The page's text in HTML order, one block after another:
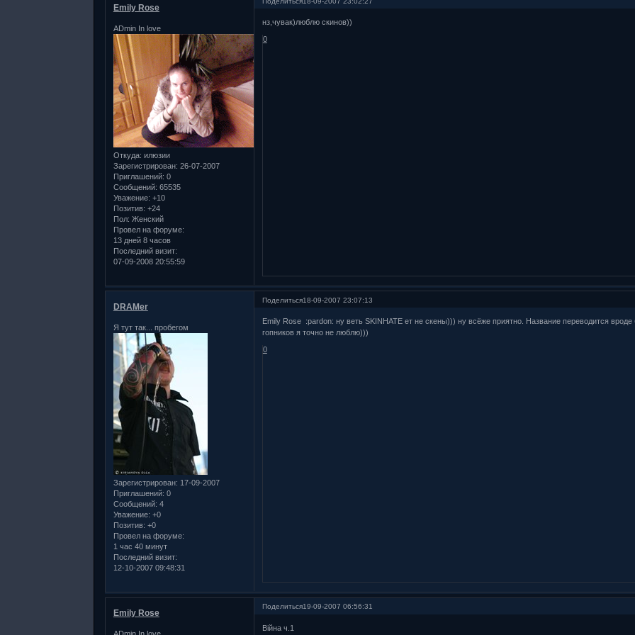
Emily Rose
ADmin In love
Откуда: илюзии
Зарегистрирован: 26-07-2007
Приглашений: 0
Сообщений: 65535
Уважение: +10
Позитив: +24
Пол: Женский
Провел на форуме:
13 дней 8 часов
Последний визит:
07-09-2008 20:55:59
нз,чувак)люблю скинов))
0
Поделиться18-09-2007 23:07:13
DRAMer
Я тут так... пробегом
Зарегистрирован: 17-09-2007
Приглашений: 0
Сообщений: 4
Уважение: +0
Позитив: +0
Провел на форуме:
1 час 40 минут
Последний визит:
12-10-2007 09:48:31
Emily Rose :pardon: ну веть SKINHATE ет не скены))) ну всёже приятно. Название переводится
гопников я точно не люблю)))
0
Поделиться19-09-2007 06:56:31
Emily Rose
Війна ч.1